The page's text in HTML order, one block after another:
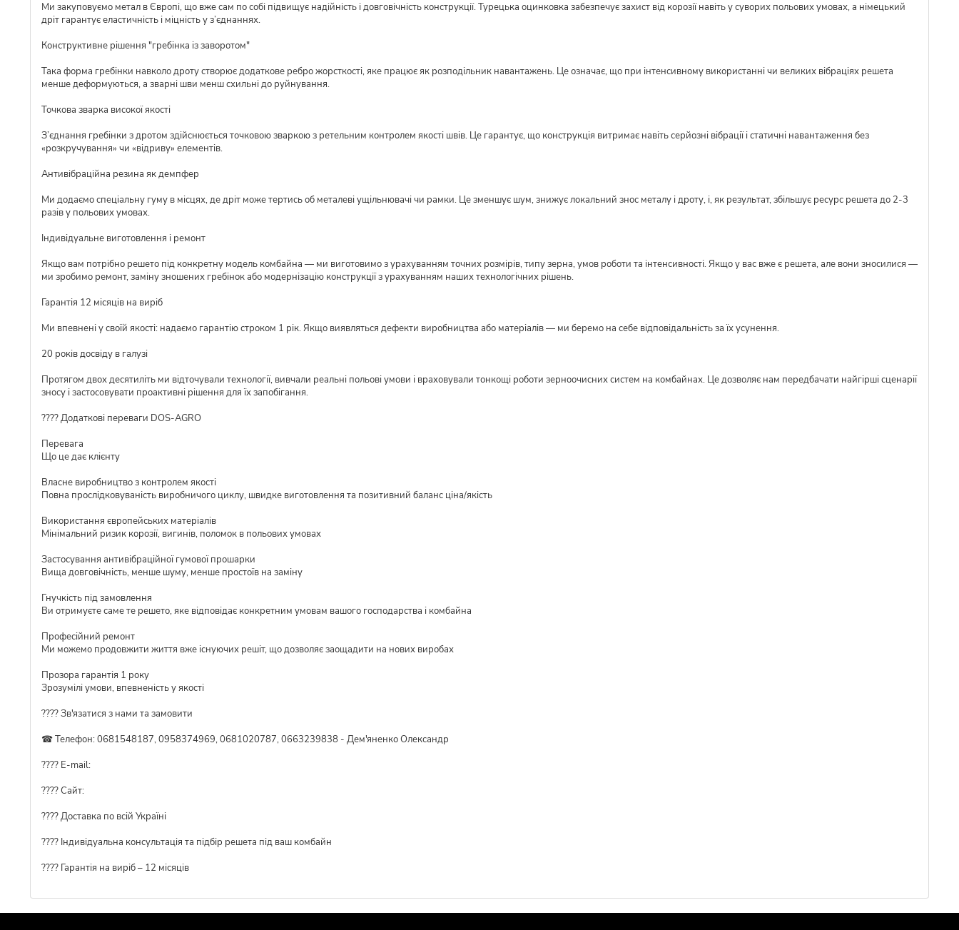
Ми закуповуємо метал в Європі, що вже сам по собі підвищує надійність і довговічність конструкції. Турецька оцинковка забезпечує захист від корозії навіть у суворих польових умовах, а німецький
дріт гарантує еластичність і міцність у з’єднаннях.
Конструктивне рішення "гребінка із заворотом"
Така форма гребінки навколо дроту створює додаткове ребро жорсткості, яке працює як розподільник навантажень. Це означає, що при інтенсивному використанні чи великих вібраціях решета
менше деформуються, а зварні шви менш схильні до руйнування.
Точкова зварка високої якості
З’єднання гребінки з дротом здійснюється точковою зваркою з ретельним контролем якості швів. Це гарантує, що конструкція витримає навіть серйозні вібрації і статичні навантаження без
«розкручування» чи «відриву» елементів.
Антивібраційна резина як демпфер
Ми додаємо спеціальну гуму в місцях, де дріт може тертись об металеві ущільнювачі чи рамки. Це зменшує шум, знижує локальний знос металу і дроту, і, як результат, збільшує ресурс решета до 2-3
разів у польових умовах.
Індивідуальне виготовлення і ремонт
Якщо вам потрібно решето під конкретну модель комбайна — ми виготовимо з урахуванням точних розмірів, типу зерна, умов роботи та інтенсивності. Якщо у вас вже є решета, але вони зносилися —
ми зробимо ремонт, заміну зношених гребінок або модернізацію конструкції з урахуванням наших технологічних рішень.
Гарантія 12 місяців на виріб
Ми впевнені у своїй якості: надаємо гарантію строком 1 рік. Якщо виявляться дефекти виробництва або матеріалів — ми беремо на себе відповідальність за їх усунення.
20 років досвіду в галузі
Протягом двох десятиліть ми відточували технології, вивчали реальні польові умови і враховували тонкощі роботи зерноочисних систем на комбайнах. Це дозволяє нам передбачати найгірші сценарії
зносу і застосовувати проактивні рішення для їх запобігання.
???? Додаткові переваги DOS-AGRO
Перевага
Що це дає клієнту
Власне виробництво з контролем якості
Повна прослідковуваність виробничого циклу, швидке виготовлення та позитивний баланс ціна/якість
Використання європейських матеріалів
Мінімальний ризик корозії, вигинів, поломок в польових умовах
Застосування антивібраційної гумової прошарки
Вища довговічність, менше шуму, менше простоїв на заміну
Гнучкість під замовлення
Ви отримуєте саме те решето, яке відповідає конкретним умовам вашого господарства і комбайна
Професійний ремонт
Ми можемо продовжити життя вже існуючих решіт, що дозволяє заощадити на нових виробах
Прозора гарантія 1 року
Зрозумілі умови, впевненість у якості
???? Зв'язатися з нами та замовити
☎ Телефон: 0681548187, 0958374969, 0681020787, 0663239838 - Дем'яненко Олександр
???? E-mail:
???? Сайт:
???? Доставка по всій Україні
????️ Індивідуальна консультація та підбір решета під ваш комбайн
???? Гарантія на виріб – 12 місяців